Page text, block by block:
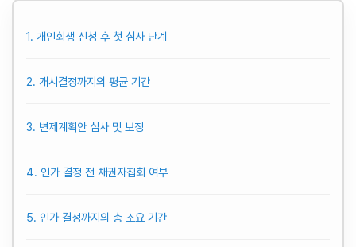
1. 개인회생 신청 후 첫 심사 단계
2. 개시결정까지의 평균 기간
3. 변제계획안 심사 및 보정
4. 인가 결정 전 채권자집회 여부
5. 인가 결정까지의 총 소요 기간